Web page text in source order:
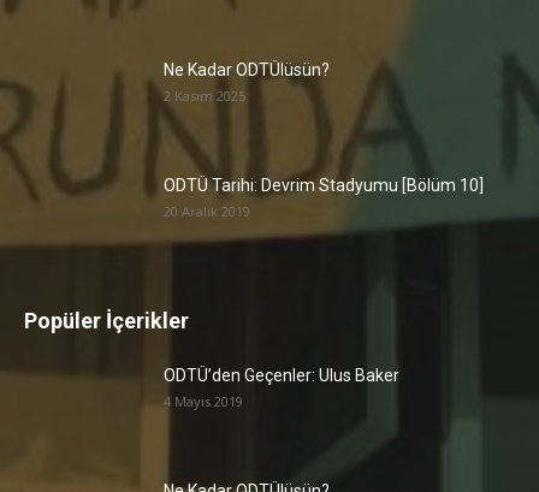
Ne Kadar ODTÜlüsün?
2 Kasım 2025
ODTÜ Tarihi: Devrim Stadyumu [Bölüm 10]
20 Aralık 2019
Popüler İçerikler
ODTÜ’den Geçenler: Ulus Baker
4 Mayıs 2019